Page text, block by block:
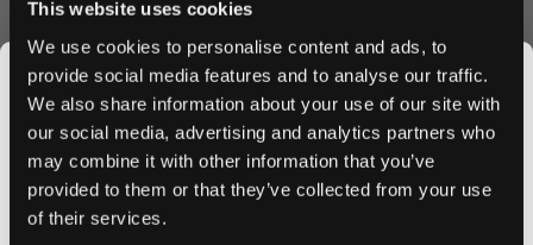
This website uses cookies
We use cookies to personalise content and ads, to
provide social media features and to analyse our traffic.
We also share information about your use of our site with
our social media, advertising and analytics partners who
may combine it with other information that you’ve
provided to them or that they’ve collected from your use
of their services.
Jeder VELO Groovy Grape Mini Beutel ist darauf
ausgelegt, eine konstante Geschmacksfreisetzung und
Nikotinbefriedigung zu liefern. Die sorgfältig
ausbalancierte Nikotinstärke von 6mg bietet ein
moderates Erlebnis, perfekt für Einsteiger und erfahrene
Benutzer. Das Mini-Format gewährleistet maximale
Diskretion bei vollem Geschmackserlebnis.
JOIN THE
SNUSDADDY CLUB